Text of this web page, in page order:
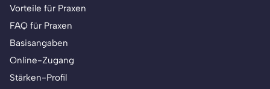
Vorteile für Praxen
FAQ für Praxen
Basisangaben
Online-Zugang
Stärken-Profil